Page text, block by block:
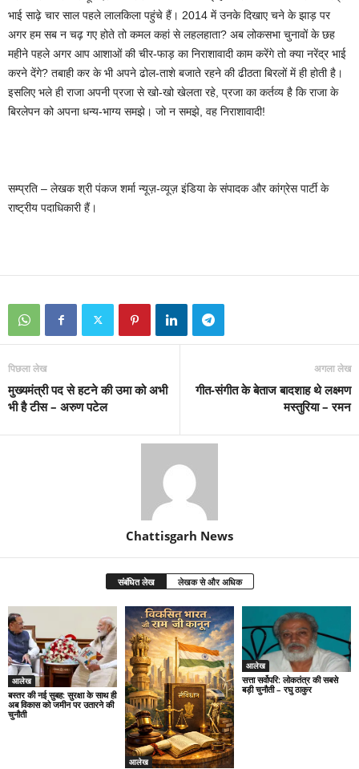
भाई साढ़े चार साल पहले लालकिला पहुंचे हैं। 2014 में उनके दिखाए चने के झाड़ पर
अगर हम सब न चढ़ गए होते तो कमल कहां से लहलहाता? अब लोकसभा चुनावों के छह
महीने पहले अगर आप आशाओं की चीर-फाड़ का निराशावादी काम करेंगे तो क्या नरेंद्र भाई
करने देंगे? तबाही कर के भी अपने ढोल-ताशे बजाते रहने की ढीठता बिरलों में ही होती है।
इसलिए भले ही राजा अपनी प्रजा से खो-खो खेलता रहे, प्रजा का कर्तव्य है कि राजा के
बिरलेपन को अपना धन्य-भाग्य समझे। जो न समझे, वह निराशावादी!
सम्प्रति – लेखक श्री पंकज शर्मा न्यूज़-व्यूज़ इंडिया के संपादक और कांग्रेस पार्टी के
राष्ट्रीय पदाधिकारी हैं।
पिछला लेख
मुख्यमंत्री पद से हटने की उमा को अभी
भी है टीस – अरुण पटेल
अगला लेख
गीत-संगीत के बेताज बादशाह थे लक्ष्मण
मस्तुरिया – रमन
Chattisgarh News
संबंधित लेख लेखक से और अधिक
आलेख
बस्तर की नई सुबह: सुरक्षा के साथ ही
अब विकास को जमीन पर उतारने की
चुनौती
आलेख
आलेख
सत्ता सर्वोपरि: लोकतंत्र की सबसे
बड़ी चुनौती – रघु ठाकुर